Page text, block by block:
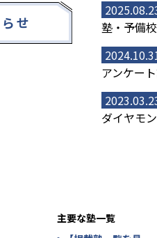
せ
塾・予備
アンケー
ダイヤモ
主要な塾一覧